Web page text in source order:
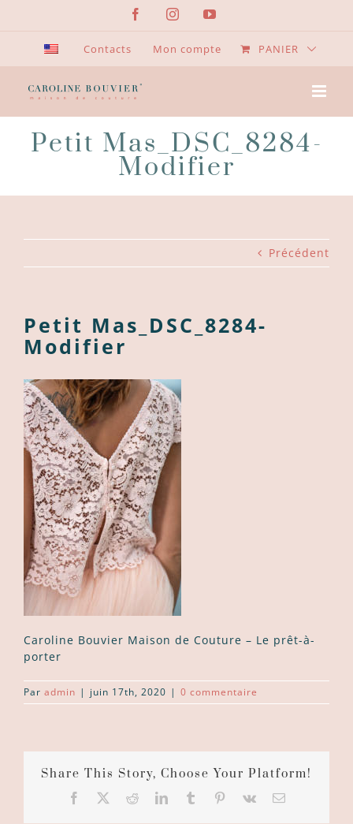
contenu
FacebookInstagramYouTube
Contacts Mon compte PANIER
Petit Mas_DSC_8284-
Modifier
Précédent
Petit Mas_DSC_8284-
Modifier
Caroline Bouvier Maison de Couture – Le prêt-à-
porter
Par admin | juin 17th, 2020 | 0 commentaire
Share This Story, Choose Your Platform!
Facebook RedditLinkedIn
TumblrPinterest
Vk
Courriel